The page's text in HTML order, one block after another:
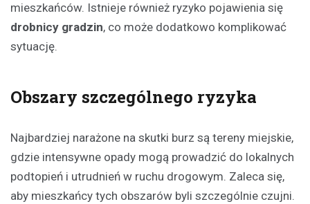
mieszkańców. Istnieje również ryzyko pojawienia się
drobnicy gradzin, co może dodatkowo komplikować
sytuację.
Obszary szczególnego ryzyka
Najbardziej narażone na skutki burz są tereny miejskie,
gdzie intensywne opady mogą prowadzić do lokalnych
podtopień i utrudnień w ruchu drogowym. Zaleca się,
aby mieszkańcy tych obszarów byli szczególnie czujni.